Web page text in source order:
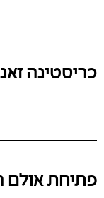
כריסטינה
פתיחת אולם